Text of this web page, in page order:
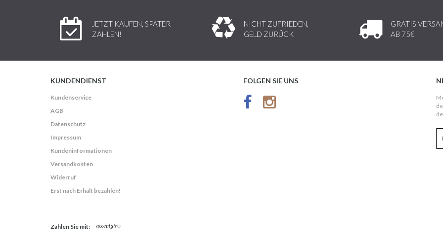
JETZT KAUFEN, SPÄTER
ZAHLEN!
NICHT ZUFRIEDEN,
GELD ZURÜCK
GRATIS
AB 75€
KUNDENDIENST
Kundenservice
AGB
Datenschutz
Impressum
Kundeninformationen
Versandkosten
Widerruf
Erst nach Erhalt bezahlen!
FOLGEN SIE UNS
Zahlen Sie mit: